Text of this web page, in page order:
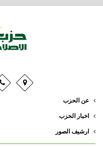
عن الحزب
اخبار الحزب
ارشيف الصور